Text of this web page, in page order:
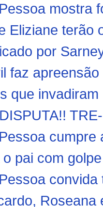
mostra
Eliziane terão
por
faz
que
o pai com
Roseana